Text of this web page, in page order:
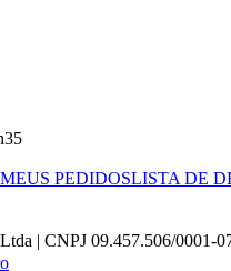
MEUS PEDIDOSLISTA DE
| CNPJ 09.457.506/0001-